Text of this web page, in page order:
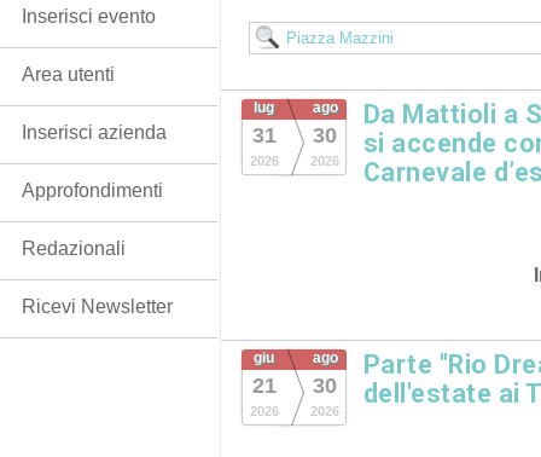
lug
31
2026
ago
30
2026
Da Mattioli a
si accende
Carnevale
giu
21
2026
ago
30
2026
Parte "Rio
dell'estate ai
Inserisci evento
Area utenti
Inserisci azienda
Approfondimenti
Redazionali
Ricevi Newsletter